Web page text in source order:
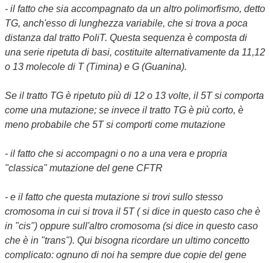
- il fatto che sia accompagnato da un altro polimorfismo, detto
TG, anch'esso di lunghezza variabile, che si trova a poca
distanza dal tratto PoliT. Questa sequenza è composta di
una serie ripetuta di basi, costituite alternativamente da 11,12
o 13 molecole di T (Timina) e G (Guanina).
Se il tratto TG è ripetuto più di 12 o 13 volte, il 5T si comporta
come una mutazione; se invece il tratto TG è più corto, è
meno probabile che 5T si comporti come mutazione
- il fatto che si accompagni o no a una vera e propria
"classica" mutazione del gene CFTR
- e il fatto che questa mutazione si trovi sullo stesso
cromosoma in cui si trova il 5T ( si dice in questo caso che è
in "cis") oppure sull'altro cromosoma (si dice in questo caso
che è in "trans"). Qui bisogna ricordare un ultimo concetto
complicato: ognuno di noi ha sempre due copie del gene